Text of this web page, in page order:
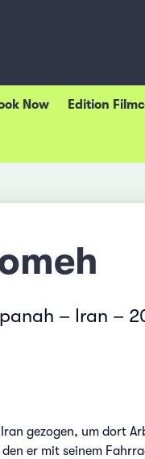
Now Edition
– Iran –
gezogen, um dort
er mit seinem